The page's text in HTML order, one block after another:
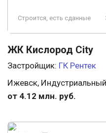
Строится, есть сданные
ЖК Кислород City
Застройщик: ГК Рентек
Ижевск,
от 4.12 млн. руб.